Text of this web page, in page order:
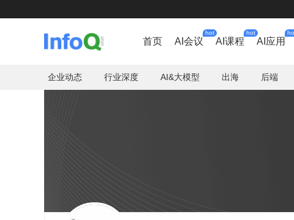
首页 AI会议
hot
AI课程
hot
AI应用
企业动态 行业深度 AI&大模型 出海 后端